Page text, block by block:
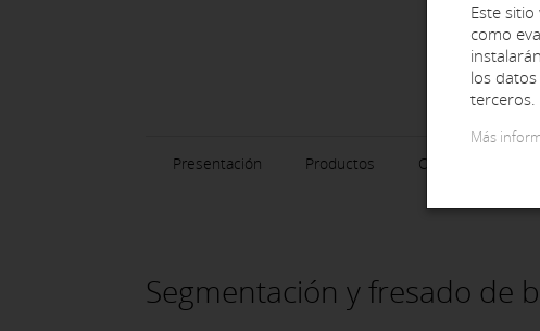
Presentación Productos Contacto
Segmentación y fresado de
Este
como
los
terceros.
Más